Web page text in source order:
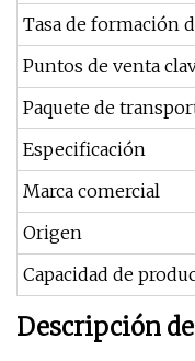
Tasa de formación
Puntos de venta
Paquete de
Especificación
Marca comercial
Origen
Capacidad de
Descripción